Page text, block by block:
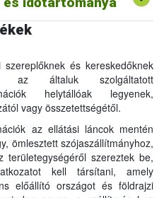
és kereskedőknek
az általuk szolgáltatott
helytállóak legyenek,
vagy összetettségétől.
az ellátási láncok mentén
ömlesztett szójaszállítmányhoz,
szereztek be,
kell társítani, amely
előállító országot és földrajzi